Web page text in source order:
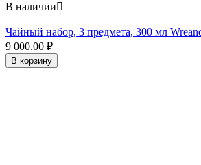
В наличии
Чайный набор, 3 предмета, 300 мл
9 000.00 ₽
В корзину